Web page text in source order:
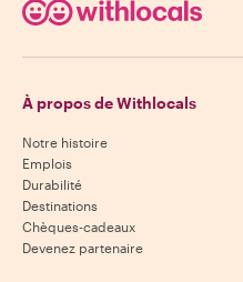
À propos de Withlocals
Notre histoire
Emplois
Durabilité
Destinations
Chèques-cadeaux
Devenez partenaire